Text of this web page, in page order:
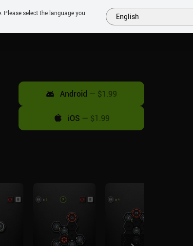
SIMILARES COLECCIONES TOP
Android — $1.99
iOS — $1.99
select the language you
English